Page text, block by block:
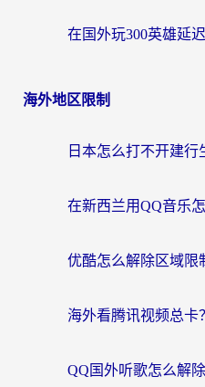
海外地区限制